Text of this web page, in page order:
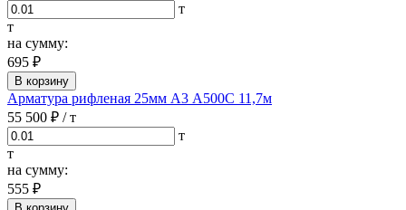
т
т
на сумму:
695 ₽
В корзину
Арматура рифленая 25мм А3 А500С 11,7м
55 500 ₽ / т
т
т
на сумму:
555 ₽